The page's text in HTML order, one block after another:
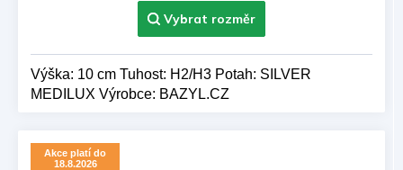
Výška: 10 cm Tuhost: H2/H3 Potah: SILVER
MEDILUX Výrobce: BAZYL.CZ
Akce platí do
18.8.2026